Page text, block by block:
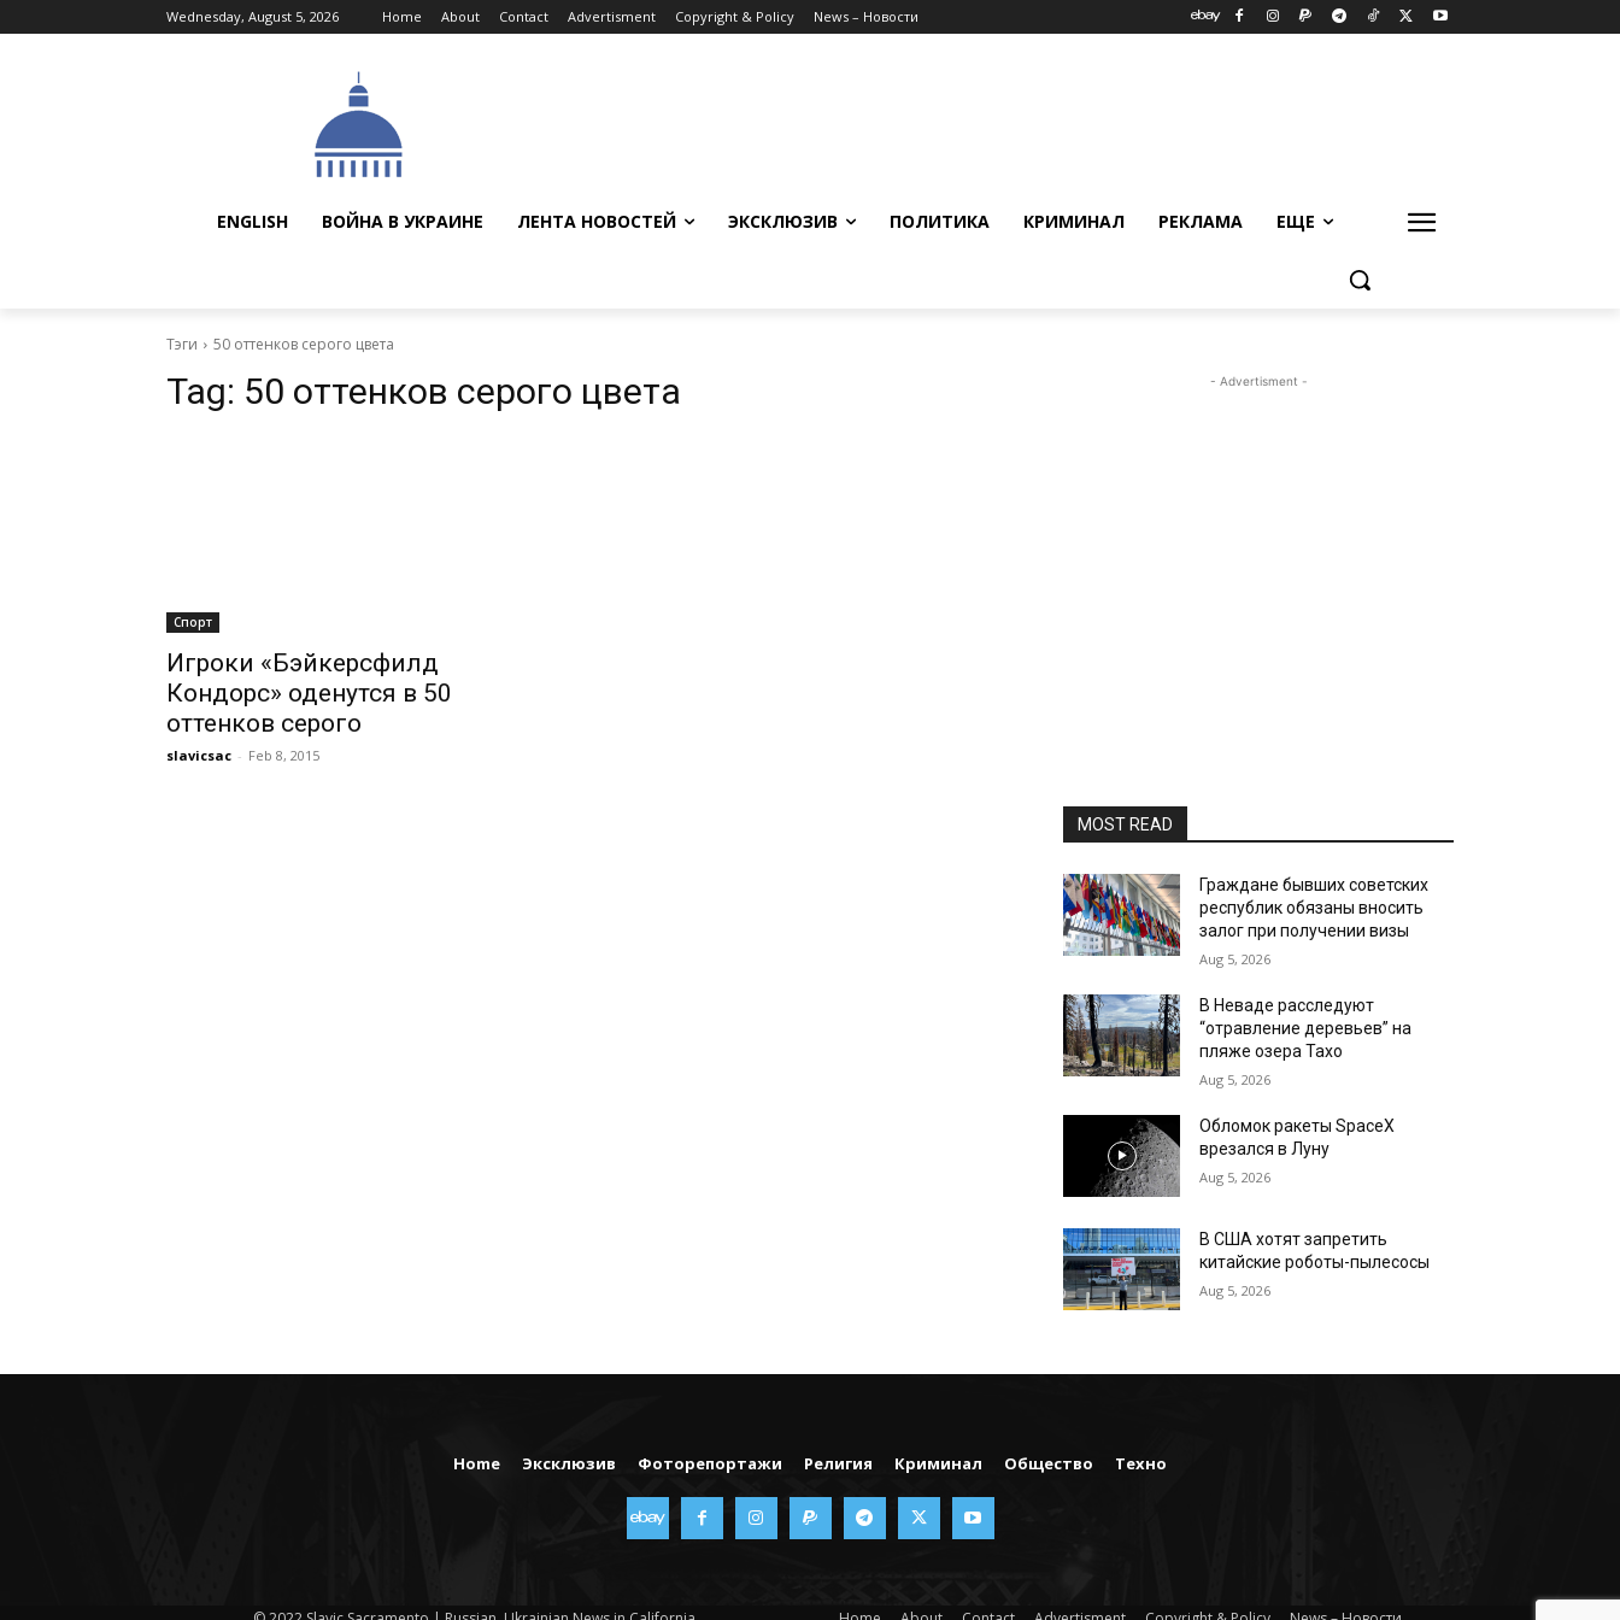
Wednesday, August 5, 2026 Home About Contact Advertisment Copyright & Policy News – Новости
ENGLISH ВОЙНА В УКРАИНЕ ЛЕНТА НОВОСТЕЙ ЭКСКЛЮЗИВ ПОЛИТИКА КРИМИНАЛ РЕКЛАМА ЕЩЕ
Тэги 50 оттенков серого цвета
Tag: 50 оттенков серого цвета
Спорт
Игроки «Бэйкерсфилд
Кондорс» оденутся в 50
оттенков серого
slavicsac - Feb 8, 2015
- Advertisment -
MOST READ
Граждане бывших советских
республик обязаны вносить
залог при получении визы
Aug 5, 2026
В Неваде расследуют
“отравление деревьев” на
пляже озера Тахо
Aug 5, 2026
Обломок ракеты SpaceX
врезался в Луну
Aug 5, 2026
В США хотят запретить
китайские роботы-пылесосы
Aug 5, 2026
Home Эксклюзив Фоторепортажи Религия Криминал Общество Техно